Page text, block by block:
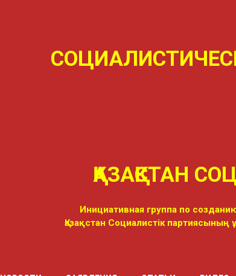
ҚАЗАҚСТАН
Инициативная группа по
Қазақстан Социалистік